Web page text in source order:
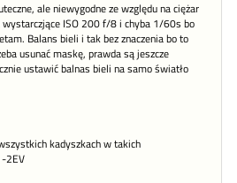
ale niewygodne ze względu na ciężar
ISO 200 f/8 i chyba 1/60s bo
Balans bieli i tak bez znaczenia bo to
usunać maskę, prawda są jeszcze
ustawić balnas bieli na samo światło
kadyszkach w takich
2EV